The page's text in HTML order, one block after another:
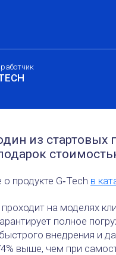
из стартовых
продукте G‑Tech в
на моделях
полное
внедрения и
выше, чем при